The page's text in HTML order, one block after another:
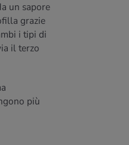
un sapore
grazie
i tipi di
il terzo
più